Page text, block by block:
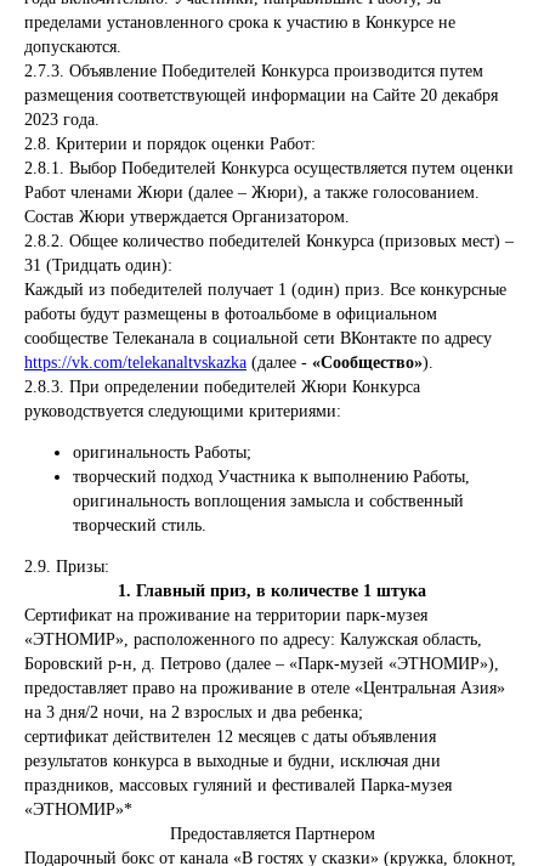
пределами установленного срока к участию в Конкурсе не
допускаются.
2.7.3. Объявление Победителей Конкурса производится путем
размещения соответствующей информации на Сайте 20 декабря
2023 года.
2.8. Критерии и порядок оценки Работ:
2.8.1. Выбор Победителей Конкурса осуществляется путем оценки
Работ членами Жюри (далее – Жюри), а также голосованием.
Состав Жюри утверждается Организатором.
2.8.2. Общее количество победителей Конкурса (призовых мест) –
31 (Тридцать один):
Каждый из победителей получает 1 (один) приз. Все конкурсные
работы будут размещены в фотоальбоме в официальном
сообществе Телеканала в социальной сети ВКонтакте по адресу
https://vk.com/telekanaltvskazka (далее - «Сообщество»).
2.8.3. При определении победителей Жюри Конкурса
руководствуется следующими критериями:
оригинальность Работы;
творческий подход Участника к выполнению Работы,
оригинальность воплощения замысла и собственный
творческий стиль.
2.9. Призы:
1. Главный приз, в количестве 1 штука
Сертификат на проживание на территории парк-музея
«ЭТНОМИР», расположенного по адресу: Калужская область,
Боровский р-н, д. Петрово (далее – «Парк-музей «ЭТНОМИР»),
предоставляет право на проживание в отеле «Центральная Азия»
на 3 дня/2 ночи, на 2 взрослых и два ребенка;
сертификат действителен 12 месяцев с даты объявления
результатов конкурса в выходные и будни, исключая дни
праздников, массовых гуляний и фестивалей Парка-музея
«ЭТНОМИР»*
Предоставляется Партнером
Подарочный бокс от канала «В гостях у сказки» (кружка, блокнот,